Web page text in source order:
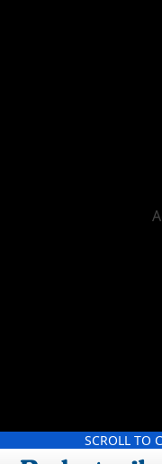
SCROLL TO